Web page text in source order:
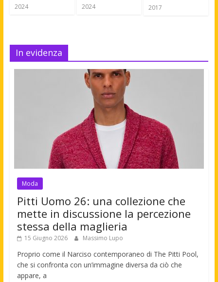
2024
2024
2017
In evidenza
Moda
Pitti Uomo 26: una collezione che
mette in discussione la percezione
stessa della maglieria
15 Giugno 2026 Massimo Lupo
Proprio come il Narciso contemporaneo di The Pitti Pool,
che si confronta con un’immagine diversa da ciò che
appare, a